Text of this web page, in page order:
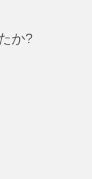
か?